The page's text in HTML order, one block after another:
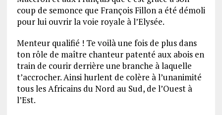
coup de semonce que François Fillon a été démoli
pour lui ouvrir la voie royale à l’Elysée.
Menteur qualifié ! Te voilà une fois de plus dans
ton rôle de maître chanteur patenté aux abois en
train de courir derrière une branche à laquelle
t’accrocher. Ainsi hurlent de colère à l’unanimité
tous les Africains du Nord au Sud, de l’Ouest à
l’Est.